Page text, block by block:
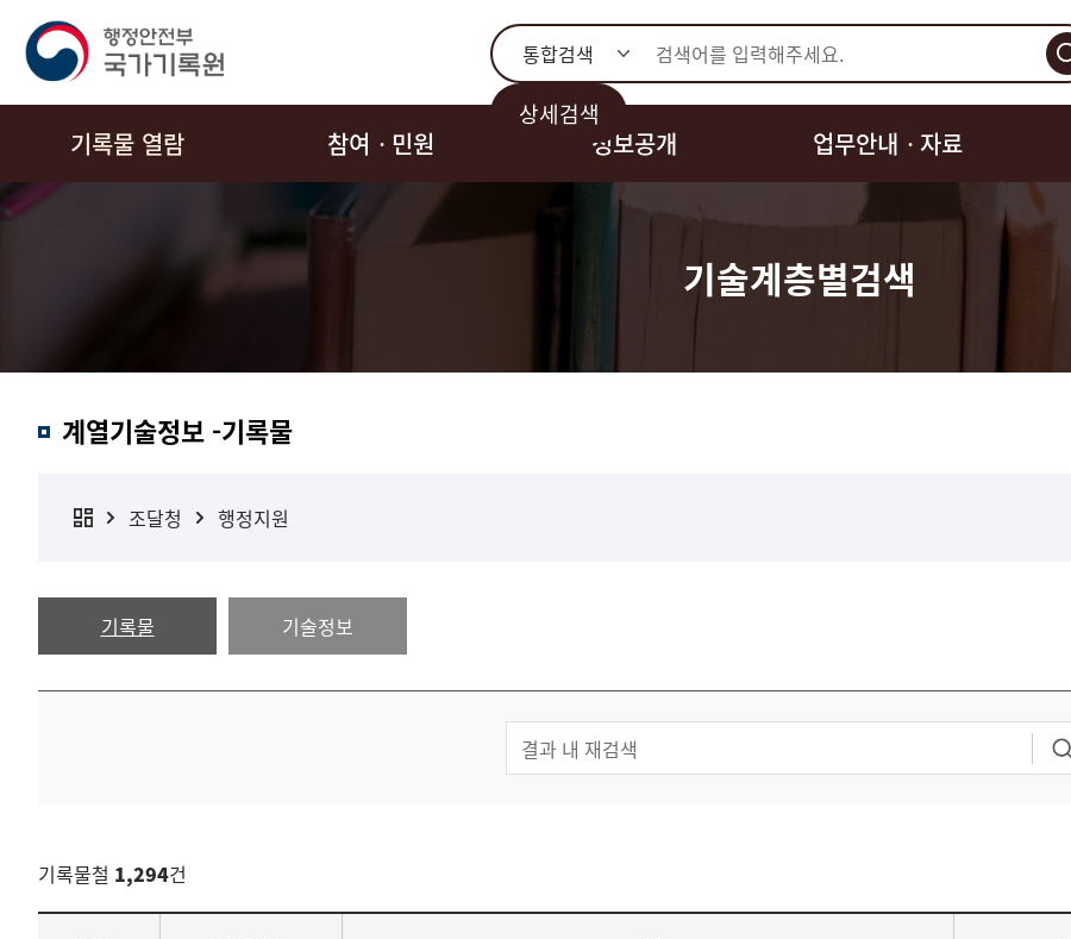
통합검색
상세검색
기록물 열람 참여ㆍ민원 정보공개 업무안내ㆍ자료
기술계층별검색
계열기술정보 -기록물
조달청 행정지원
기록물 기술정보
기록물철 1,294건